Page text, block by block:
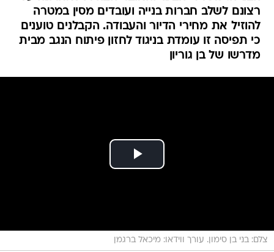
רצונם לשלב חברות בנייה ועובדים מסין במטרה
להוזיל את מחירי הדיור והעבודה. הקבלנים טוענים
כי תפיסה זו עומדת בניגוד לחזון פיתוח הנגב מבית
מדרשו של בן גוריון
צלם: בני בן סימון. עורך ווידאו: מיכאל ברגמן